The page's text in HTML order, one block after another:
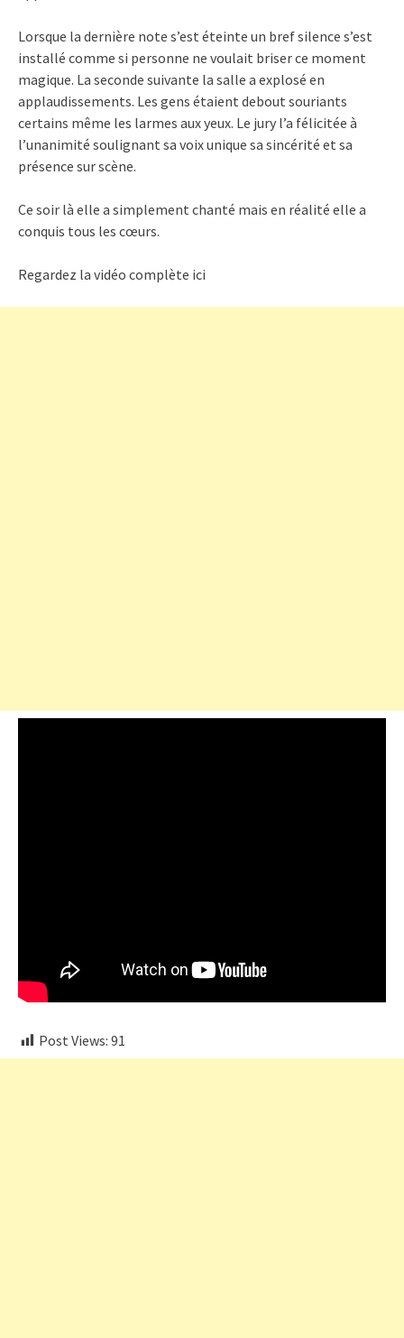
Lorsque la dernière note s’est éteinte un bref silence s’est
installé comme si personne ne voulait briser ce moment
magique. La seconde suivante la salle a explosé en
applaudissements. Les gens étaient debout souriants
certains même les larmes aux yeux. Le jury l’a félicitée à
l’unanimité soulignant sa voix unique sa sincérité et sa
présence sur scène.
Ce soir là elle a simplement chanté mais en réalité elle a
conquis tous les cœurs.
Regardez la vidéo complète ici
Post Views: 91